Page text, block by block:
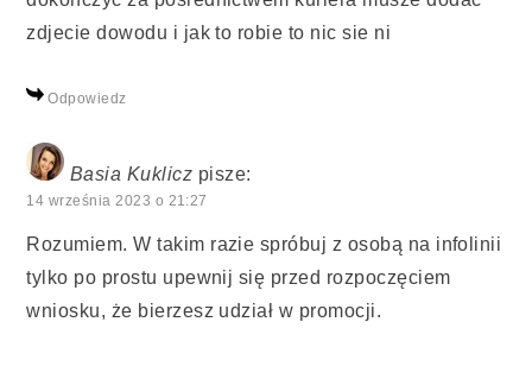
zdjecie dowodu i jak to robie to nic sie ni
Odpowiedz
Basia Kuklicz pisze:
14 września 2023 o 21:27
Rozumiem. W takim razie spróbuj z osobą na infolinii
tylko po prostu upewnij się przed rozpoczęciem
wniosku, że bierzesz udział w promocji.